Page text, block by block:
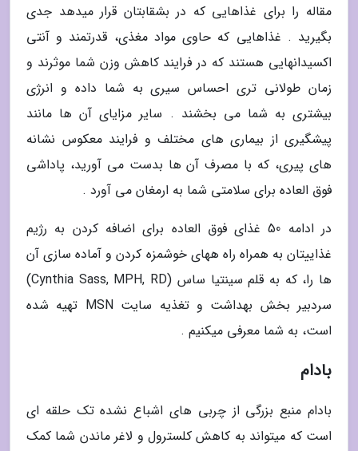
مقاله را برای غذاهایی که در بشقابتان قرار میدهد جدی
بگیرید . غذاهایی که حاوی مواد مغذی، قدرتمند و آنتی
اکسیدانهایی هستند که در فرایند کاهش وزن شما موثرند و
زمان طولانی تری احساس سیری به شما داده و انرژی
بیشتری به شما می بخشند . سایر مزایای آن ها مانند
پیشگیری از بیماری های مختلف و فرایند معکوس نشانه
های پیری، که با مصرف آن ها بدست می آورید، پاداشی
فوق العاده برای سلامتی شما به ارمغان می آورد .
در ادامه 50 غذای فوق العاده برای اضافه کردن به رژیم
غذاییتان به همراه راه ههای خوشمزه کردن و آماده سازی آن
ها را، که به قلم سینتیا ساس (Cynthia Sass, MPH, RD)
سردبیر بخش بهداشت و تغذیه سایت MSN تهیه شده
است، به شما معرفی میکنیم .
بادام
بادام منبع بزرگی از چربی های اشباع نشده تک حلقه ای
است که میتواند به کاهش کلسترول و لاغر ماندن شما کمک